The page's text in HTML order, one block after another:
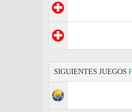
SIGUIENTES JUEGOS